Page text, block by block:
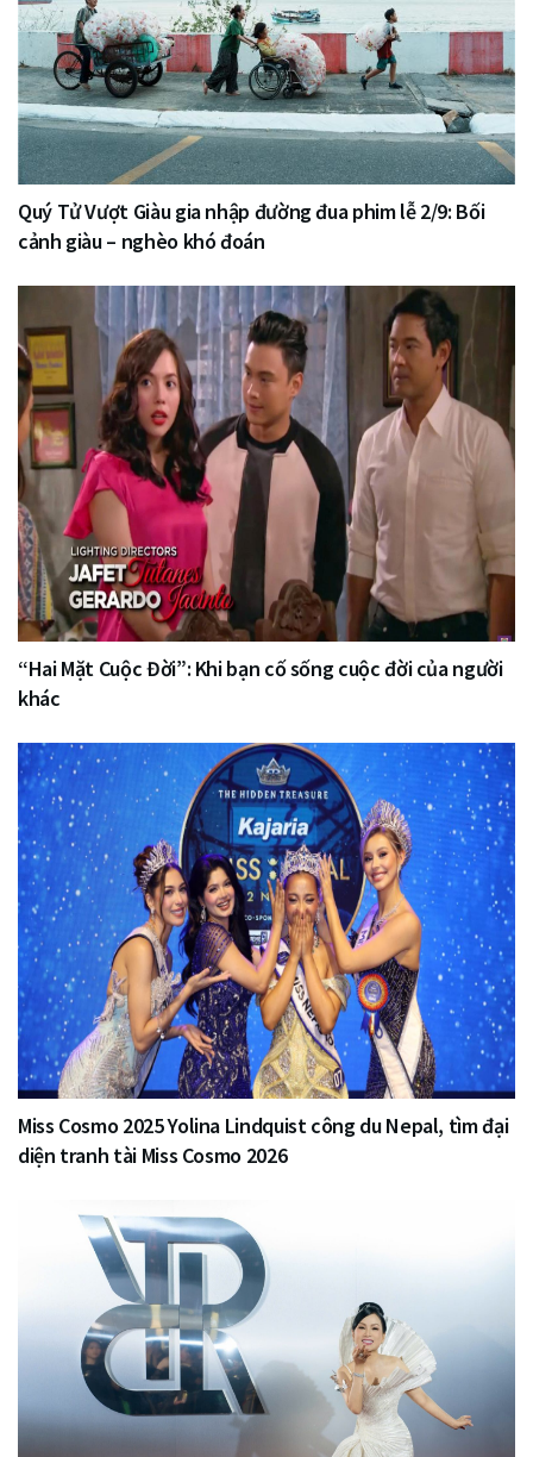
Quý Tử Vượt Giàu gia nhập đường đua phim lễ 2/9: Bối
cảnh giàu – nghèo khó đoán
“Hai Mặt Cuộc Đời”: Khi bạn cố sống cuộc đời của người
khác
Miss Cosmo 2025 Yolina Lindquist công du Nepal, tìm đại
diện tranh tài Miss Cosmo 2026